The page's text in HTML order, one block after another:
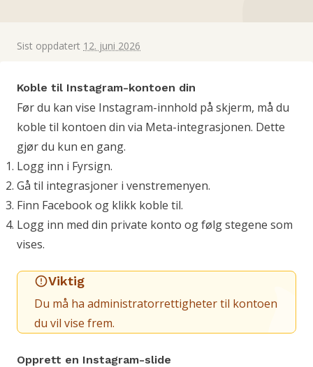
Book demo
Sist oppdatert 12. juni 2026
Koble til Instagram-kontoen din
Før du kan vise Instagram-innhold på skjerm, må du
koble til kontoen din via Meta-integrasjonen. Dette
gjør du kun en gang.
Logg inn i Fyrsign.
Gå til integrasjoner i venstremenyen.
Finn Facebook og klikk koble til.
Logg inn med din private konto og følg stegene som
vises.
Viktig
Du må ha administratorrettigheter til kontoen
du vil vise frem.
Opprett en Instagram-slide